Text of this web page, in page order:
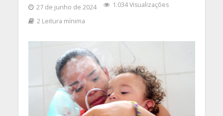
27 de junho de 2024
1.034 Visualizações
2 Leitura mínima